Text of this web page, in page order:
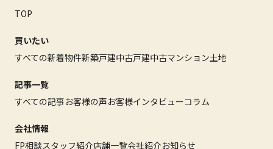
TOP
買いたい
すべての新着物件新築戸建中古戸建中古マンション土地
記事一覧
すべての記事お客様の声お客様インタビューコラム
会社情報
FP相談スタッフ紹介店舗一覧会社紹介お知らせ